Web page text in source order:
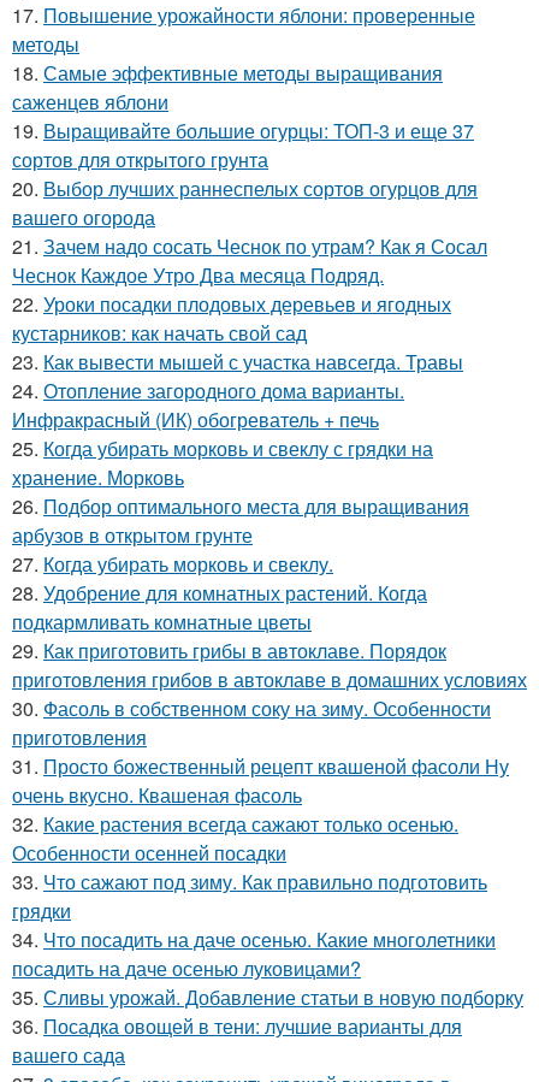
17. Повышение урожайности яблони: проверенные
методы
18. Самые эффективные методы выращивания
саженцев яблони
19. Выращивайте большие огурцы: ТОП-3 и еще 37
сортов для открытого грунта
20. Выбор лучших раннеспелых сортов огурцов для
вашего огорода
21. Зачем надо сосать Чеснок по утрам? Как я Сосал
Чеснок Каждое Утро Два месяца Подряд.
22. Уроки посадки плодовых деревьев и ягодных
кустарников: как начать свой сад
23. Как вывести мышей с участка навсегда. Травы
24. Отопление загородного дома варианты.
Инфракрасный (ИК) обогреватель + печь
25. Когда убирать морковь и свеклу с грядки на
хранение. Морковь
26. Подбор оптимального места для выращивания
арбузов в открытом грунте
27. Когда убирать морковь и свеклу.
28. Удобрение для комнатных растений. Когда
подкармливать комнатные цветы
29. Как приготовить грибы в автоклаве. Порядок
приготовления грибов в автоклаве в домашних условиях
30. Фасоль в собственном соку на зиму. Особенности
приготовления
31. Просто божественный рецепт квашеной фасоли Ну
очень вкусно. Квашеная фасоль
32. Какие растения всегда сажают только осенью.
Особенности осенней посадки
33. Что сажают под зиму. Как правильно подготовить
грядки
34. Что посадить на даче осенью. Какие многолетники
посадить на даче осенью луковицами?
35. Сливы урожай. Добавление статьи в новую подборку
36. Посадка овощей в тени: лучшие варианты для
вашего сада